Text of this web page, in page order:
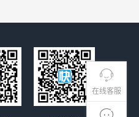
在线客服